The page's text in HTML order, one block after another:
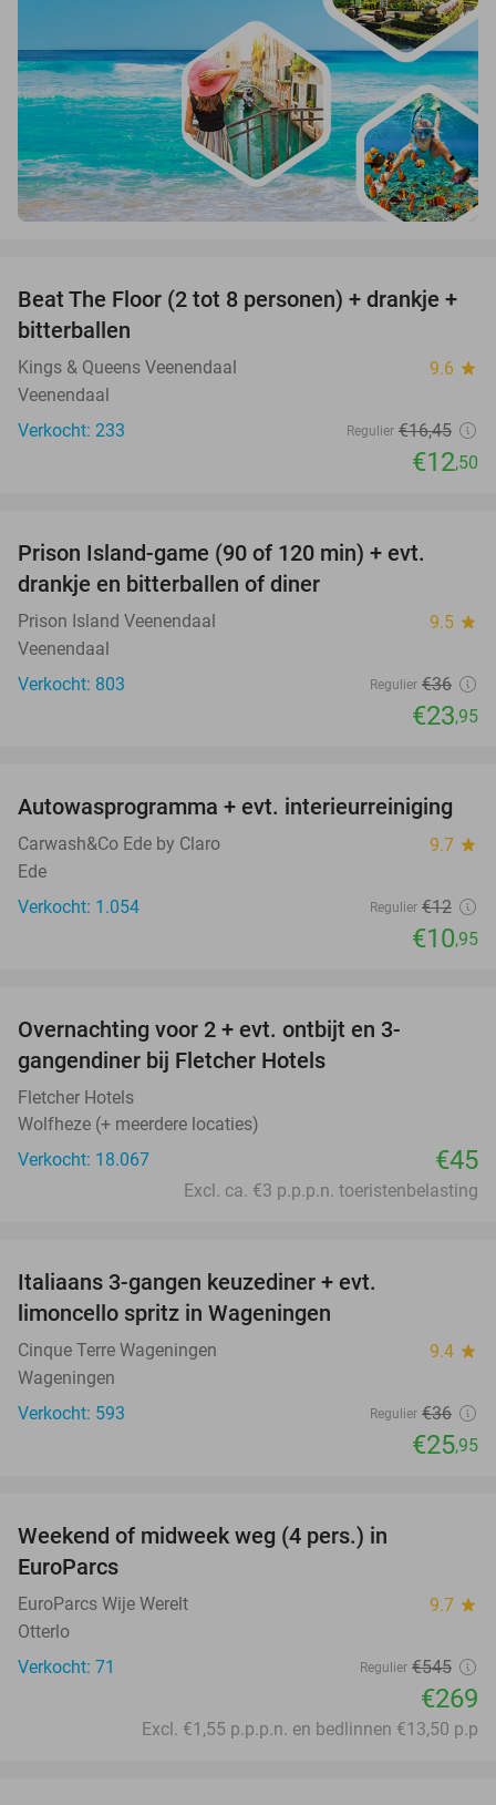
24%
Beat The Floor (2 tot 8 personen) + drankje +
bitterballen
Kings & Queens Veenendaal 9.6 star
Veenendaal
Verkocht: 233
Regulier €16,45
€12,50
Prison Island-game (90 of 120 min) + evt.
drankje en bitterballen of diner
Prison Island Veenendaal 9.5 star
Veenendaal
Verkocht: 803
Regulier €36
€23,95
9%
Autowasprogramma + evt. interieurreiniging
Carwash&Co Ede by Claro 9.7 star
Ede
Verkocht: 1.054
Regulier €12
€10,95
Overnachting voor 2 + evt. ontbijt en 3-
gangendiner bij Fletcher Hotels
Fletcher Hotels
Wolfheze (+ meerdere locaties)
Verkocht: 18.067
€45
Excl. ca. €3 p.p.p.n. toeristenbelasting
Italiaans 3-gangen keuzediner + evt.
limoncello spritz in Wageningen
Cinque Terre Wageningen 9.4 star
Wageningen
Verkocht: 593
Regulier €36
€25,95
Weekend of midweek weg (4 pers.) in
EuroParcs
EuroParcs Wije Werelt 9.7 star
Otterlo
Verkocht: 71
Regulier €545
€269
Excl. €1,55 p.p.p.n. en bedlinnen €13,50 p.p